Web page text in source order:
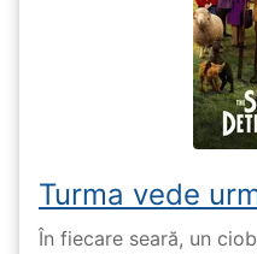
Turma vede
În fiecare seară, un